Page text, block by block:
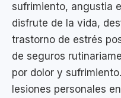
sufrimiento, angustia
disfrute de la vida,
trastorno de estrés
de seguros
por dolor y
lesiones personales